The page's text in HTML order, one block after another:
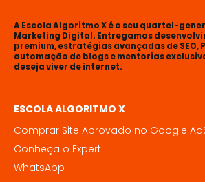
A Escola Algoritmo X é o seu quartel-
Marketing Digital. Entregamos
premium, estratégias avançadas de SEO,
automação de blogs e mentorias
deseja viver de internet.
ESCOLA ALGORITMO X
Comprar Site Aprovado no Google
Conheça o Expert
WhatsApp